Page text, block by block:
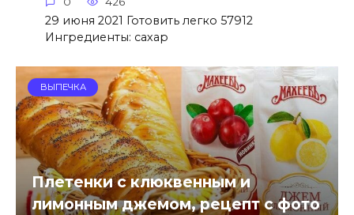
29 июня 2021 Готовить легко 57912
Ингредиенты: сахар
ВЫПЕЧКА
Плетенки с клюквенным и
лимонным джемом, рецепт с фото